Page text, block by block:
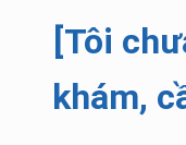
[Tôi
khám,